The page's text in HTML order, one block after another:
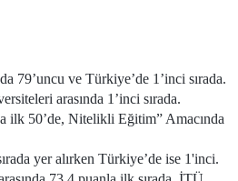
79’uncu ve Türkiye’de 1’inci sırada.
arasında 1’inci sırada.
ilk 50’de, Nitelikli Eğitim” Amacında
yer alırken Türkiye’de ise 1'inci.